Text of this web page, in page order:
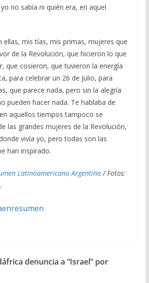
no sabía ni quién era, en aquel
ellas, mis tías, mis primas, mujeres que
de la Revolución, que hicieron lo que
que cosieron, que tuvieron la energía
para celebrar un 26 de Julio, para
que parece nada, pero sin la alegría
pueden hacer nada. Te hablaba de
aquellos tiempos tampoco se
las grandes mujeres de la Revolución,
vivía yo, pero todas son las
han inspirado.
Latinoamericano Argentina/ Fotos:
denuncia a “Israel” por